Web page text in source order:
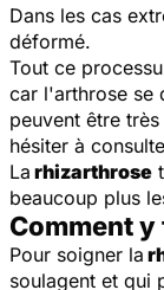
Dans les cas
déformé.
Tout ce
car l'arthrose se
peuvent être
hésiter à
La rhizarthrose
beaucoup plus
Comment y
Pour soigner la
soulagent et qui